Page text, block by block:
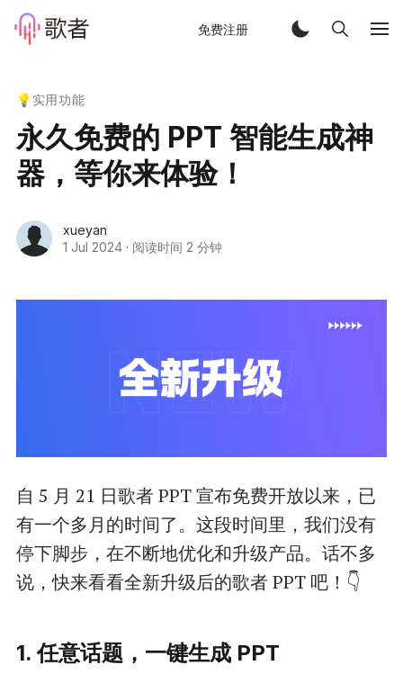
免费注册
💡实用功能
永久免费的 PPT 智能生成神
器，等你来体验！
xueyan
1 Jul 2024 · 阅读时间 2 分钟
自 5 月 21 日歌者 PPT 宣布免费开放以来，已
有一个多月的时间了。这段时间里，我们没有
停下脚步，在不断地优化和升级产品。话不多
说，快来看看全新升级后的歌者 PPT 吧！👇
1. 任意话题，一键生成 PPT